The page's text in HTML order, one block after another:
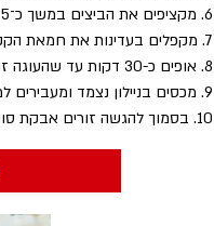
6. מקציפים את הביצים במשך כ־5 דקות במהירות גבוהה, עד לקבלת בלילה תפוחה ובהירה מאוד.
7. מקפלים בעדינות את חמאת הקקאו לתוך קציפת הביצים, יוצקים לתבנית ומישרים.
8. אופים כ-30 דקות עד שהעוגה זהובה קלות. מוציאים ומצננים היטב.
9. מכסים בניילון נצמד ומעבירים למקרר ללילה.
10. בסמוך להגשה זורים אבקת סוכר "סוויטנגו